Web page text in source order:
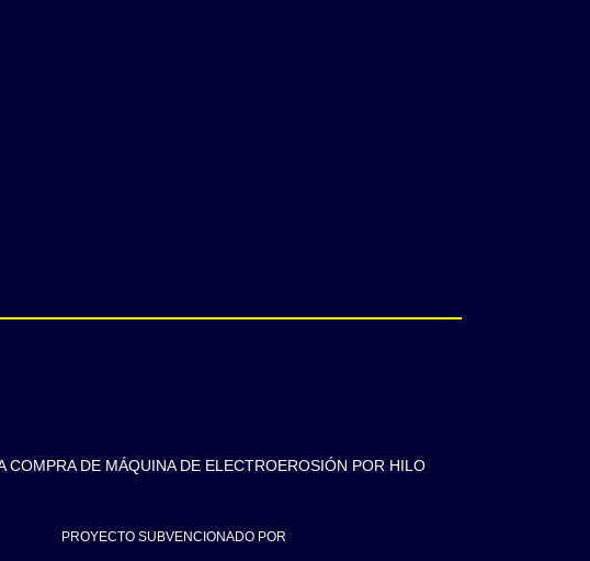
COMPRA DE MÁQUINA DE ELECTROEROSIÓN POR HILO
PROYECTO SUBVENCIONADO POR